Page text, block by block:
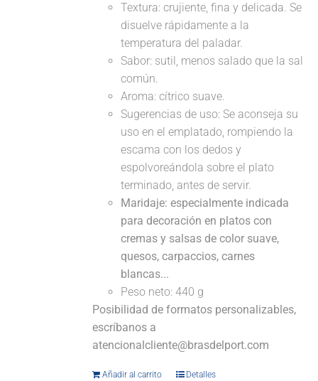
Textura: crujiente, fina y delicada. Se
disuelve rápidamente a la
temperatura del paladar.
Sabor: sutil, menos salado que la sal
común.
Aroma: cítrico suave.
Sugerencias de uso: Se aconseja su
uso en el emplatado, rompiendo la
escama con los dedos y
espolvoreándola sobre el plato
terminado, antes de servir.
Maridaje: especialmente indicada
para decoración en platos con
cremas y salsas de color suave,
quesos, carpaccios, carnes
blancas...
Peso neto: 440 g
Posibilidad de formatos personalizables,
escríbanos a
atencionalcliente@brasdelport.com
Añadir al carrito Detalles